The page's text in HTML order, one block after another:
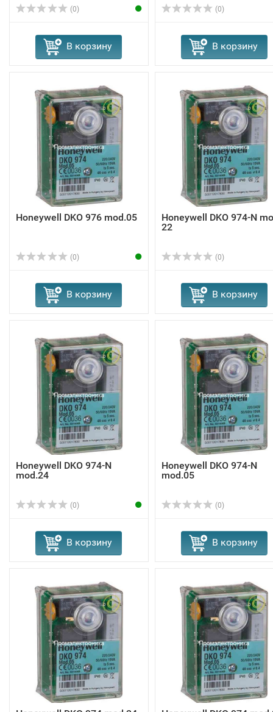
(0)
В корзину
(0)
В корзину
Honeywell DKO 976 mod.05
(0)
В корзину
Honeywell DKO 974-N
22
(0)
В корзину
Honeywell DKO 974-N
mod.24
(0)
В корзину
Honeywell DKO 974-N
mod.05
(0)
В корзину